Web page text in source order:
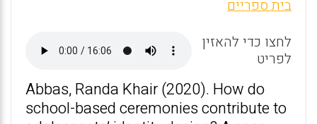
A
p
p
o
o
k
בית ספריים
לחצו כדי להאזין
לפריט
Abbas, Randa Khair (2020). How do
school-based ceremonies contribute to